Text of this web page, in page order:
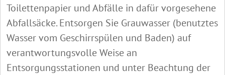
Toilettenpapier und Abfälle in dafür vorgesehene
Abfallsäcke. Entsorgen Sie Grauwasser (benutztes
Wasser vom Geschirrspülen und Baden) auf
verantwortungsvolle Weise an
Entsorgungsstationen und unter Beachtung der